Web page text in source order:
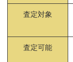
査定対象
査定可能